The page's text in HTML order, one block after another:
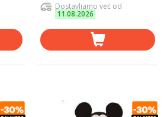
Dostavljamo već od
11.08.2026